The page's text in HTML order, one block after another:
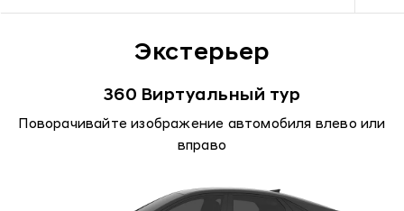
Экстерьер
360 Виртуальный тур
Поворачивайте изображение автомобиля влево или
вправо